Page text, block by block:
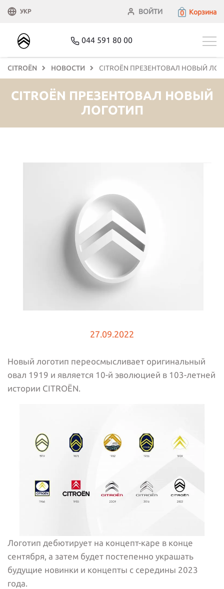
УКР ВОЙТИ 0 Корзина
044 591 80 00
CITROЁN НОВОСТИ CITROЁN ПРЕЗЕНТОВАЛ НОВЫЙ
CITROЁN ПРЕЗЕНТОВАЛ НОВЫЙ
ЛОГОТИП
27.09.2022
Новый логотип переосмысливает оригинальный
овал 1919 и является 10-й эволюцией в 103-летней
истории CITROËN.
Логотип дебютирует на концепт-каре в конце
сентября, а затем будет постепенно украшать
будущие новинки и концепты с середины 2023
года.